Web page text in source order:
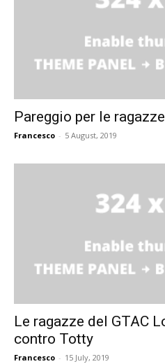
Pareggio per le
Francesco - 5 August, 2019
Le ragazze del GTAC
contro Totty
Francesco - 15 July, 2019